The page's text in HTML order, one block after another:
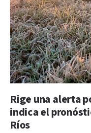
Rige una alerta
indica el
Ríos